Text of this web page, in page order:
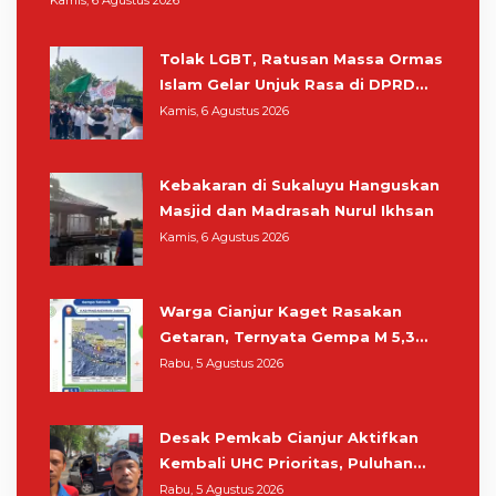
Tolak LGBT, Ratusan Massa Ormas
Islam Gelar Unjuk Rasa di DPRD
Cianjur
Kamis, 6 Agustus 2026
Kebakaran di Sukaluyu Hanguskan
Masjid dan Madrasah Nurul Ikhsan
Kamis, 6 Agustus 2026
Warga Cianjur Kaget Rasakan
Getaran, Ternyata Gempa M 5,3
Berpusat di Pangandaran
Rabu, 5 Agustus 2026
Desak Pemkab Cianjur Aktifkan
Kembali UHC Prioritas, Puluhan
Warga Unjuk Rasa di Pendopo
Rabu, 5 Agustus 2026